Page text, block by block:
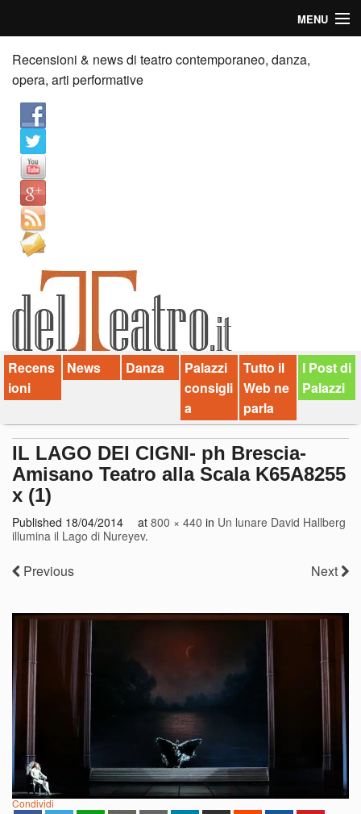
MENU
Home
Recensioni
Anticipazioni
News
Palazzi consiglia
Video
Chi siamo
Contatti
dT in English
Recensioni & news di teatro contemporaneo, danza,
opera, arti performative
Recens
ioni
News Danza
Palazzi
consigli
a
Tutto il
Web ne
parla
I Post di
Palazzi
IL LAGO DEI CIGNI- ph Brescia-
Amisano Teatro alla Scala K65A8255
x (1)
Published 18/04/2014 at 800 × 440 in Un lunare David Hallberg
illumina il Lago di Nureyev.
Previous Next
Condividi